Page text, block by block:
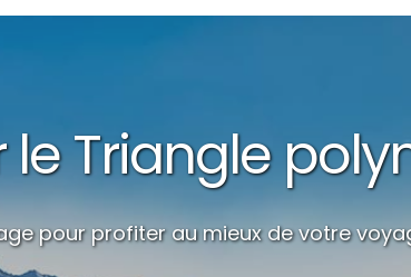
Triangle
pour profiter au mieux de votre